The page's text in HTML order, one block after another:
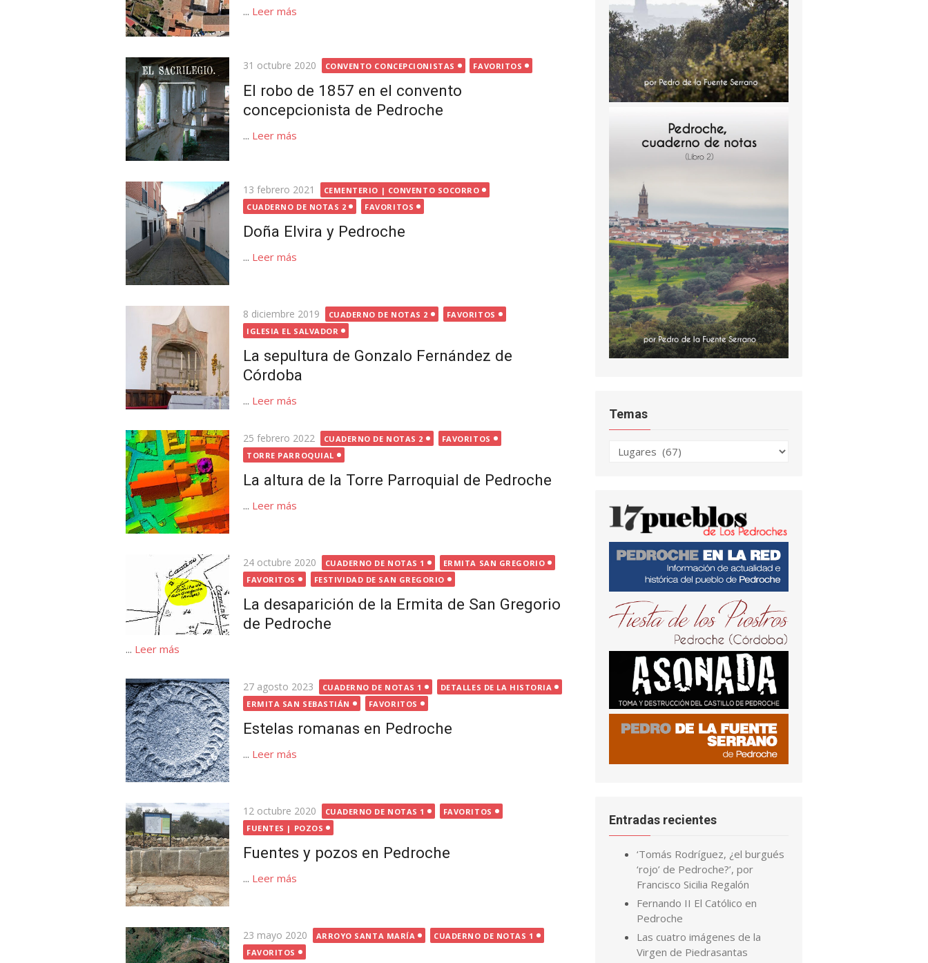
... Leer más
Publicada
31 octubre 2020 CONVENTO CONCEPCIONISTAS FAVORITOS
El robo de 1857 en el convento
concepcionista de Pedroche
... Leer más
Publicada
el
13 febrero 2021
CEMENTERIO | CONVENTO SOCORRO
CUADERNO DE NOTAS 2
FAVORITOS
Doña Elvira y Pedroche
... Leer más
Publicada
el
8 diciembre 2019 CUADERNO DE NOTAS 2
FAVORITOS
IGLESIA EL SALVADOR
La sepultura de Gonzalo Fernández de
Córdoba
... Leer más
Publicada
el
25 febrero 2022 CUADERNO DE NOTAS 2
FAVORITOS
TORRE PARROQUIAL
La altura de la Torre Parroquial de Pedroche
... Leer más
Publicada
el
24 octubre 2020 CUADERNO DE NOTAS 1
ERMITA SAN GREGORIO
FAVORITOS
FESTIVIDAD DE SAN GREGORIO
La desaparición de la Ermita de San Gregorio
de Pedroche
... Leer más
Publicada
el
27 agosto 2023 CUADERNO DE NOTAS 1
DETALLES DE LA HISTORIA
ERMITA SAN SEBASTIÁN
FAVORITOS
Estelas romanas en Pedroche
... Leer más
Publicada
el
12 octubre 2020 CUADERNO DE NOTAS 1
FAVORITOS
FUENTES | POZOS
Fuentes y pozos en Pedroche
... Leer más
Publicada
el
23 mayo 2020 ARROYO SANTA MARÍA
CUADERNO DE NOTAS 1
FAVORITOS
Temas
Temas
Entradas recientes
‘Tomás Rodríguez, ¿el burgués
‘rojo’ de Pedroche?’, por
Francisco Sicilia Regalón
Fernando II El Católico en
Pedroche
Las cuatro imágenes de la
Virgen de Piedrasantas